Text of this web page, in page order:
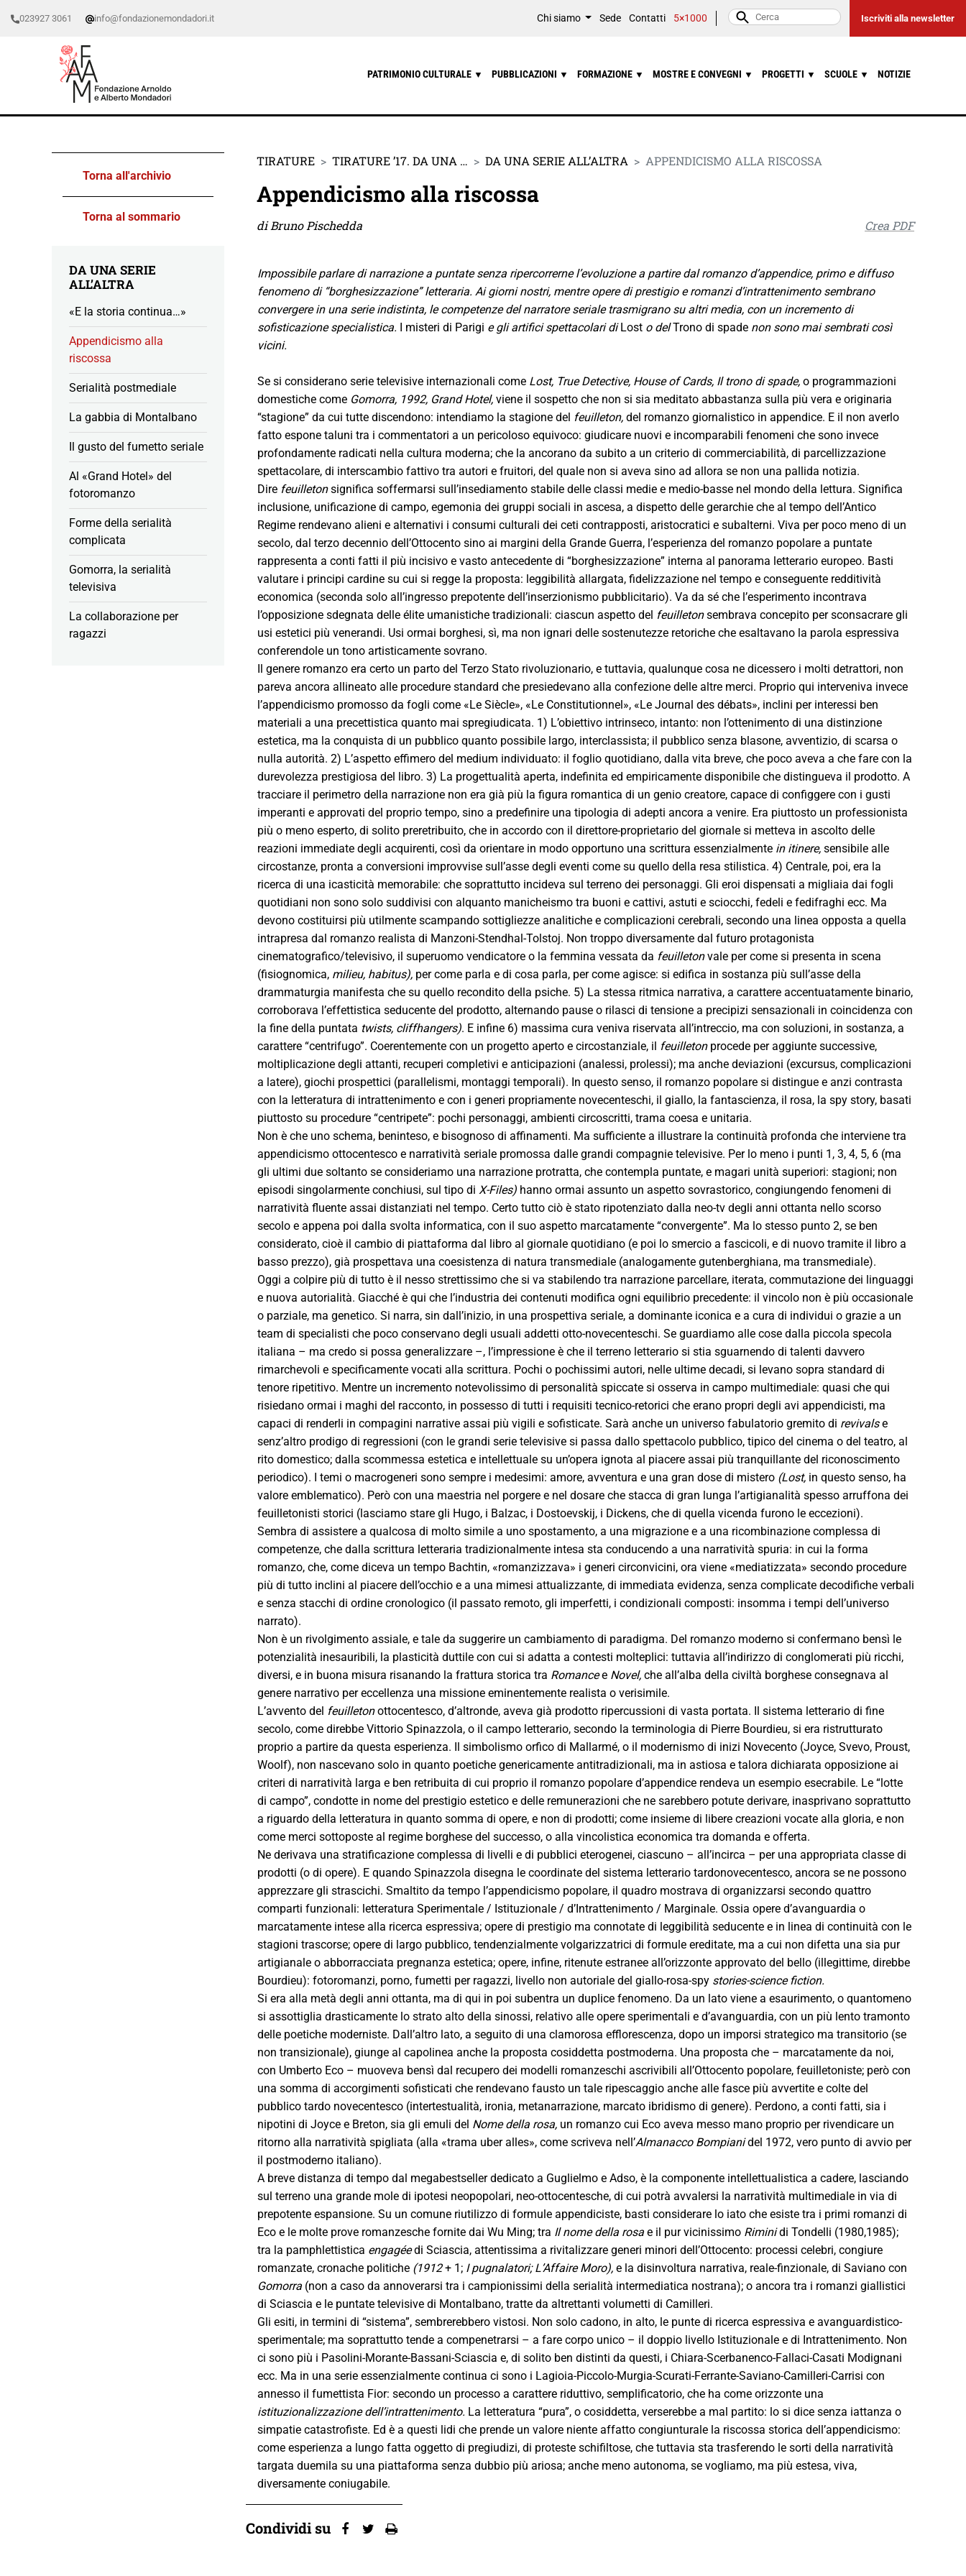
023927 3061 info@fondazionemondadori.it Chi siamo Sede Contatti 5×1000 Iscriviti alla newsletter
PATRIMONIO CULTURALE ▼ PUBBLICAZIONI ▼ FORMAZIONE ▼ MOSTRE E CONVEGNI ▼ PROGETTI ▼ SCUOLE ▼ NOTIZIE
Torna all'archivio
Torna al sommario
DA UNA SERIE
ALL’ALTRA
«E la storia continua…»
Appendicismo alla
riscossa
Serialità postmediale
La gabbia di Montalbano
Il gusto del fumetto seriale
Al «Grand Hotel» del
fotoromanzo
Forme della serialità
complicata
Gomorra, la serialità
televisiva
La collaborazione per
ragazzi
TIRATURE TIRATURE ’17. DA UNA … DA UNA SERIE ALL’ALTRA APPENDICISMO ALLA RISCOSSA
Appendicismo alla riscossa
di Bruno Pischedda Crea PDF
Impossibile parlare di narrazione a puntate senza ripercorrerne l’evoluzione a partire dal romanzo d’appendice, primo e diffuso
fenomeno di “borghesizzazione” letteraria. Ai giorni nostri, mentre opere di prestigio e romanzi d’intrattenimento sembrano
convergere in una serie indistinta, le competenze del narratore seriale trasmigrano su altri media, con un incremento di
sofisticazione specialistica. I misteri di Parigi e gli artifici spettacolari diLost o delTrono di spade non sono mai sembrati così
vicini.
Se si considerano serie televisive internazionali come Lost, True Detective, House of Cards, Il trono di spade, o programmazioni
domestiche come Gomorra, 1992, Grand Hotel, viene il sospetto che non si sia meditato abbastanza sulla più vera e originaria
“stagione” da cui tutte discendono: intendiamo la stagione del feuilleton, del romanzo giornalistico in appendice. E il non averlo
fatto espone taluni tra i commentatori a un pericoloso equivoco: giudicare nuovi e incomparabili fenomeni che sono invece
profondamente radicati nella cultura moderna; che la ancorano da subito a un criterio di commerciabilità, di parcellizzazione
spettacolare, di interscambio fattivo tra autori e fruitori, del quale non si aveva sino ad allora se non una pallida notizia.
Dire feuilletonsignifica soffermarsi sull’insediamento stabile delle classi medie e medio-basse nel mondo della lettura. Significa
inclusione, unificazione di campo, egemonia dei gruppi sociali in ascesa, a dispetto delle gerarchie che al tempo dell’Antico
Regime rendevano alieni e alternativi i consumi culturali dei ceti contrapposti, aristocratici e subalterni. Viva per poco meno di un
secolo, dal terzo decennio dell’Ottocento sino ai margini della Grande Guerra, l’esperienza del romanzo popolare a puntate
rappresenta a conti fatti il più incisivo e vasto antecedente di “borghesizzazione” interna al panorama letterario europeo. Basti
valutare i principi cardine su cui si regge la proposta: leggibilità allargata, fidelizzazione nel tempo e conseguente redditività
economica (seconda solo all’ingresso prepotente dell’inserzionismo pubblicitario). Va da sé che l’esperimento incontrava
l’opposizione sdegnata delle élite umanistiche tradizionali: ciascun aspetto del feuilletonsembrava concepito per sconsacrare gli
usi estetici più venerandi. Usi ormai borghesi, sì, ma non ignari delle sostenutezze retoriche che esaltavano la parola espressiva
conferendole un tono artisticamente sovrano.
Il genere romanzo era certo un parto del Terzo Stato rivoluzionario, e tuttavia, qualunque cosa ne dicessero i molti detrattori, non
pareva ancora allineato alle procedure standard che presiedevano alla confezione delle altre merci. Proprio qui interveniva invece
l’appendicismo promosso da fogli come «Le Siècle», «Le Constitutionnel», «Le Journal des débats», inclini per interessi ben
materiali a una precettistica quanto mai spregiudicata. 1) L’obiettivo intrinseco, intanto: non l’ottenimento di una distinzione
estetica, ma la conquista di un pubblico quanto possibile largo, interclassista; il pubblico senza blasone, avventizio, di scarsa o
nulla autorità. 2) L’aspetto effimero del medium individuato: il foglio quotidiano, dalla vita breve, che poco aveva a che fare con la
durevolezza prestigiosa del libro. 3) La progettualità aperta, indefinita ed empiricamente disponibile che distingueva il prodotto. A
tracciare il perimetro della narrazione non era già più la figura romantica di un genio creatore, capace di configgere con i gusti
imperanti e approvati del proprio tempo, sino a predefinire una tipologia di adepti ancora a venire. Era piuttosto un professionista
più o meno esperto, di solito preretribuito, che in accordo con il direttore-proprietario del giornale si metteva in ascolto delle
reazioni immediate degli acquirenti, così da orientare in modo opportuno una scrittura essenzialmente in itinere, sensibile alle
circostanze, pronta a conversioni improvvise sull’asse degli eventi come su quello della resa stilistica. 4) Centrale, poi, era la
ricerca di una icasticità memorabile: che soprattutto incideva sul terreno dei personaggi. Gli eroi dispensati a migliaia dai fogli
quotidiani non sono solo suddivisi con alquanto manicheismo tra buoni e cattivi, astuti e sciocchi, fedeli e fedifraghi ecc. Ma
devono costituirsi più utilmente scampando sottigliezze analitiche e complicazioni cerebrali, secondo una linea opposta a quella
intrapresa dal romanzo realista di Manzoni-Stendhal-Tolstoj. Non troppo diversamente dal futuro protagonista
cinematografico/televisivo, il superuomo vendicatore o la femmina vessata da feuilletonvale per come si presenta in scena
(fisiognomica, milieu, habitus), per come parla e di cosa parla, per come agisce: si edifica in sostanza più sull’asse della
drammaturgia manifesta che su quello recondito della psiche. 5) La stessa ritmica narrativa, a carattere accentuatamente binario,
corroborava l’effettistica seducente del prodotto, alternando pause o rilasci di tensione a precipizi sensazionali in coincidenza con
la fine della puntata twists, cliffhangers). E infine 6) massima cura veniva riservata all’intreccio, ma con soluzioni, in sostanza, a
carattere “centrifugo”. Coerentemente con un progetto aperto e circostanziale, il feuilleton procede per aggiunte successive,
moltiplicazione degli attanti, recuperi completivi e anticipazioni (analessi, prolessi); ma anche deviazioni (excursus, complicazioni
a latere), giochi prospettici (parallelismi, montaggi temporali). In questo senso, il romanzo popolare si distingue e anzi contrasta
con la letteratura di intrattenimento e con i generi propriamente novecenteschi, il giallo, la fantascienza, il rosa, la spy story, basati
piuttosto su procedure “centripete”: pochi personaggi, ambienti circoscritti, trama coesa e unitaria.
Non è che uno schema, beninteso, e bisognoso di affinamenti. Ma sufficiente a illustrare la continuità profonda che interviene tra
appendicismo ottocentesco e narratività seriale promossa dalle grandi compagnie televisive. Per lo meno i punti 1, 3, 4, 5, 6 (ma
gli ultimi due soltanto se consideriamo una narrazione protratta, che contempla puntate, e magari unità superiori: stagioni; non
episodi singolarmente conchiusi, sul tipo di X-Files) hanno ormai assunto un aspetto sovrastorico, congiungendo fenomeni di
narratività fluente assai distanziati nel tempo. Certo tutto ciò è stato ripotenziato dalla neo-tv degli anni ottanta nello scorso
secolo e appena poi dalla svolta informatica, con il suo aspetto marcatamente “convergente”. Ma lo stesso punto 2, se ben
considerato, cioè il cambio di piattaforma dal libro al giornale quotidiano (e poi lo smercio a fascicoli, e di nuovo tramite il libro a
basso prezzo), già prospettava una coesistenza di natura transmediale (analogamente gutenberghiana, ma transmediale).
Oggi a colpire più di tutto è il nesso strettissimo che si va stabilendo tra narrazione parcellare, iterata, commutazione dei linguaggi
e nuova autorialità. Giacché è qui che l’industria dei contenuti modifica ogni equilibrio precedente: il vincolo non è più occasionale
o parziale, ma genetico. Si narra, sin dall’inizio, in una prospettiva seriale, a dominante iconica e a cura di individui o grazie a un
team di specialisti che poco conservano degli usuali addetti otto-novecenteschi. Se guardiamo alle cose dalla piccola specola
italiana – ma credo si possa generalizzare –, l’impressione è che il terreno letterario si stia sguarnendo di talenti davvero
rimarchevoli e specificamente vocati alla scrittura. Pochi o pochissimi autori, nelle ultime decadi, si levano sopra standard di
tenore ripetitivo. Mentre un incremento notevolissimo di personalità spiccate si osserva in campo multimediale: quasi che qui
risiedano ormai i maghi del racconto, in possesso di tutti i requisiti tecnico-retorici che erano propri degli avi appendicisti, ma
capaci di renderli in compagini narrative assai più vigili e sofisticate. Sarà anche un universo fabulatorio gremito di revivalse
senz’altro prodigo di regressioni (con le grandi serie televisive si passa dallo spettacolo pubblico, tipico del cinema o del teatro, al
rito domestico; dalla scommessa estetica e intellettuale su un’opera ignota al piacere assai più tranquillante del riconoscimento
periodico). I temi o macrogeneri sono sempre i medesimi: amore, avventura e una gran dose di mistero (Lost, in questo senso, ha
valore emblematico). Però con una maestria nel porgere e nel dosare che stacca di gran lunga l’artigianalità spesso arruffona dei
feuilletonisti storici (lasciamo stare gli Hugo, i Balzac, i Dostoevskij, i Dickens, che di quella vicenda furono le eccezioni).
Sembra di assistere a qualcosa di molto simile a uno spostamento, a una migrazione e a una ricombinazione complessa di
competenze, che dalla scrittura letteraria tradizionalmente intesa sta conducendo a una narratività spuria: in cui la forma
romanzo, che, come diceva un tempo Bachtin, «romanzizzava» i generi circonvicini, ora viene «mediatizzata» secondo procedure
più di tutto inclini al piacere dell’occhio e a una mimesi attualizzante, di immediata evidenza, senza complicate decodifiche verbali
e senza stacchi di ordine cronologico (il passato remoto, gli imperfetti, i condizionali composti: insomma i tempi dell’universo
narrato).
Non è un rivolgimento assiale, e tale da suggerire un cambiamento di paradigma. Del romanzo moderno si confermano bensì le
potenzialità inesauribili, la plasticità duttile con cui si adatta a contesti molteplici: tuttavia all’indirizzo di conglomerati più ricchi,
diversi, e in buona misura risanando la frattura storica tra Romancee Novel, che all’alba della civiltà borghese consegnava al
genere narrativo per eccellenza una missione eminentemente realista o verisimile.
L’avvento del feuilletonottocentesco, d’altronde, aveva già prodotto ripercussioni di vasta portata. Il sistema letterario di fine
secolo, come direbbe Vittorio Spinazzola, o il campo letterario, secondo la terminologia di Pierre Bourdieu, si era ristrutturato
proprio a partire da questa esperienza. Il simbolismo orfico di Mallarmé, o il modernismo di inizi Novecento (Joyce, Svevo, Proust,
Woolf), non nascevano solo in quanto poetiche genericamente antitradizionali, ma in astiosa e talora dichiarata opposizione ai
criteri di narratività larga e ben retribuita di cui proprio il romanzo popolare d’appendice rendeva un esempio esecrabile. Le “lotte
di campo”, condotte in nome del prestigio estetico e delle remunerazioni che ne sarebbero potute derivare, inasprivano soprattutto
a riguardo della letteratura in quanto somma di opere, e non di prodotti; come insieme di libere creazioni vocate alla gloria, e non
come merci sottoposte al regime borghese del successo, o alla vincolistica economica tra domanda e offerta.
Ne derivava una stratificazione complessa di livelli e di pubblici eterogenei, ciascuno – all’incirca – per una appropriata classe di
prodotti (o di opere). E quando Spinazzola disegna le coordinate del sistema letterario tardonovecentesco, ancora se ne possono
apprezzare gli strascichi. Smaltito da tempo l’appendicismo popolare, il quadro mostrava di organizzarsi secondo quattro
comparti funzionali: letteratura Sperimentale / Istituzionale / d’Intrattenimento / Marginale. Ossia opere d’avanguardia o
marcatamente intese alla ricerca espressiva; opere di prestigio ma connotate di leggibilità seducente e in linea di continuità con le
stagioni trascorse; opere di largo pubblico, tendenzialmente volgarizzatrici di formule ereditate, ma a cui non difetta una sia pur
artigianale o abborracciata pregnanza estetica; opere, infine, ritenute estranee all’orizzonte approvato del bello (illegittime, direbbe
Bourdieu): fotoromanzi, porno, fumetti per ragazzi, livello non autoriale del giallo-rosa-spy stories-science fiction.
Si era alla metà degli anni ottanta, ma di qui in poi subentra un duplice fenomeno. Da un lato viene a esaurimento, o quantomeno
si assottiglia drasticamente lo strato alto della sinossi, relativo alle opere sperimentali e d’avanguardia, con un più lento tramonto
delle poetiche moderniste. Dall’altro lato, a seguito di una clamorosa efflorescenza, dopo un imporsi strategico ma transitorio (se
non transizionale), giunge al capolinea anche la proposta cosiddetta postmoderna. Una proposta che – marcatamente da noi,
con Umberto Eco – muoveva bensì dal recupero dei modelli romanzeschi ascrivibili all’Ottocento popolare, feuilletoniste; però con
una somma di accorgimenti sofisticati che rendevano fausto un tale ripescaggio anche alle fasce più avvertite e colte del
pubblico tardo novecentesco (intertestualità, ironia, metanarrazione, marcato ibridismo di genere). Perdono, a conti fatti, sia i
nipotini di Joyce e Breton, sia gli emuli del Nome della rosa, un romanzo cui Eco aveva messo mano proprio per rivendicare un
ritorno alla narratività spigliata (alla «trama uber alles», come scriveva nell’Almanacco Bompianidel 1972, vero punto di avvio per
il postmoderno italiano).
A breve distanza di tempo dal megabestseller dedicato a Guglielmo e Adso, è la componente intellettualistica a cadere, lasciando
sul terreno una grande mole di ipotesi neopopolari, neo-ottocentesche, di cui potrà avvalersi la narratività multimediale in via di
prepotente espansione. Su un comune riutilizzo di formule appendiciste, basti considerare lo iato che esiste tra i primi romanzi di
Eco e le molte prove romanzesche fornite dai Wu Ming; tra Il nome della rosa e il pur vicinissimo Riminidi Tondelli (1980,1985);
tra la pamphlettistica engagéedi Sciascia, attentissima a rivitalizzare generi minori dell’Ottocento: processi celebri, congiure
romanzate, cronache politiche (1912+ 1; I pugnalatori; L’Affaire Moro), e la disinvoltura narrativa, reale-finzionale, di Saviano con
Gomorra (non a caso da annoverarsi tra i campionissimi della serialità intermediatica nostrana); o ancora tra i romanzi giallistici
di Sciascia e le puntate televisive di Montalbano, tratte da altrettanti volumetti di Camilleri.
Gli esiti, in termini di “sistema”, sembrerebbero vistosi. Non solo cadono, in alto, le punte di ricerca espressiva e avanguardistico-
sperimentale; ma soprattutto tende a compenetrarsi – a fare corpo unico – il doppio livello Istituzionale e di Intrattenimento. Non
ci sono più i Pasolini-Morante-Bassani-Sciascia e, di solito ben distinti da questi, i Chiara-Scerbanenco-Fallaci-Casati Modignani
ecc. Ma in una serie essenzialmente continua ci sono i Lagioia-Piccolo-Murgia-Scurati-Ferrante-Saviano-Camilleri-Carrisi con
annesso il fumettista Fior: secondo un processo a carattere riduttivo, semplificatorio, che ha come orizzonte una
istituzionalizzazione dell’intrattenimento. La letteratura “pura”, o cosiddetta, verserebbe a mal partito: lo si dice senza iattanza o
simpatie catastrofiste. Ed è a questi lidi che prende un valore niente affatto congiunturale la riscossa storica dell’appendicismo:
come esperienza a lungo fatta oggetto di pregiudizi, di proteste schifiltose, che tuttavia sta trasferendo le sorti della narratività
targata duemila su una piattaforma senza dubbio più ariosa; anche meno autonoma, se vogliamo, ma più estesa, viva,
diversamente coniugabile.
Condividi su